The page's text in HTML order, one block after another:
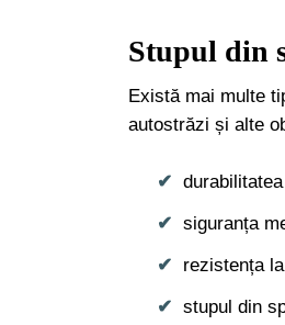
Stupul din
Există mai multe
autostrăzi și alte
siguranța
rezistența
stupul din